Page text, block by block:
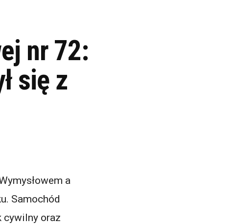
nr 72:
się z
a
Samochód
cywilny oraz